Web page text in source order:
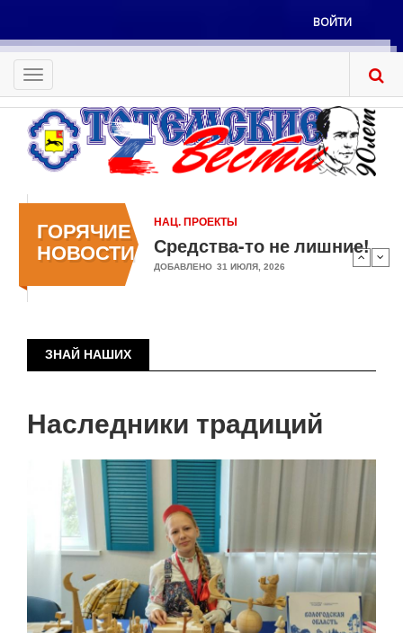
основному
содержанию
Меню
учётной
записи
пользователя
ВОЙТИ
Toggle
navigation
ГОРЯЧИЕ
НОВОСТИ
НАЦ. ПРОЕКТЫ
Средства-то не лишние!
ДОБАВЛЕНО 31 ИЮЛЯ, 2026
ЗНАЙ НАШИХ
Наследники традиций
страниц